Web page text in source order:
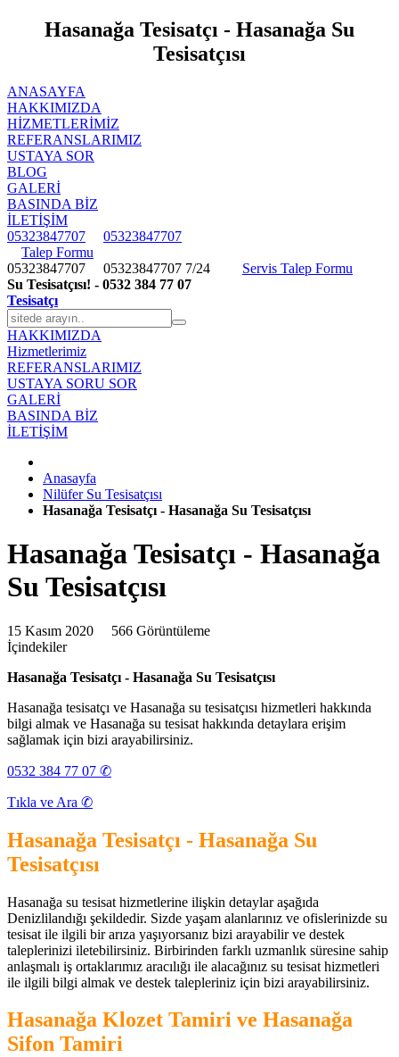
Hasanağa Tesisatçı - Hasanağa Su
Tesisatçısı
ANASAYFA
HAKKIMIZDA
HIZMETLERIMIZ
REFERANSLARIMIZ
USTAYA SOR
BLOG
GALERİ
BASINDA BİZ
İLETİŞİM
05323847707
05323847707
Talep Formu
05323847707 05323847707 7/24
Servis Talep Formu
Su Tesisatçısı! - 0532 384 77 07
Tesisatçı
HAKKIMIZDA
Hizmetlerimiz
REFERANSLARIMIZ
USTAYA SORU SOR
GALERİ
BASINDA BİZ
İLETİŞİM
Anasayfa
Nilüfer Su Tesisatçısı
Hasanağa Tesisatçı - Hasanağa Su Tesisatçısı
Hasanağa Tesisatçı - Hasanağa
Su Tesisatçısı
15 Kasım 2020 566 Görüntüleme
İçindekiler
Hasanağa Tesisatçı - Hasanağa Su Tesisatçısı
Hasanağa tesisatçı ve Hasanağa su tesisatçısı hizmetleri hakkında
bilgi almak ve Hasanağa su tesisat hakkında detaylara erişim
sağlamak için bizi arayabilirsiniz.
0532 384 77 07 ✆
Tıkla ve Ara ✆
Hasanağa Tesisatçı - Hasanağa Su
Tesisatçısı
Hasanağa su tesisat hizmetlerine ilişkin detaylar aşağıda
Denizlilandığı şekildedir. Sizde yaşam alanlarınız ve ofislerinizde su
tesisat ile ilgili bir arıza yaşıyorsanız bizi arayabilir ve destek
taleplerinizi iletebilirsiniz. Birbirinden farklı uzmanlık süresine sahip
anlaşmalı iş ortaklarımız aracılığı ile alacağınız su tesisat hizmetleri
ile ilgili bilgi almak ve destek talepleriniz için bizi arayabilirsiniz.
Hasanağa Klozet Tamiri ve Hasanağa
Sifon Tamiri